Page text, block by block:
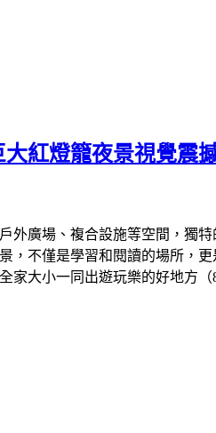
紅燈籠夜景視覺震
外廣場、複合設施等空間，獨
，不僅是學習和閱讀的場所，
大小一同出遊玩樂的好地方（